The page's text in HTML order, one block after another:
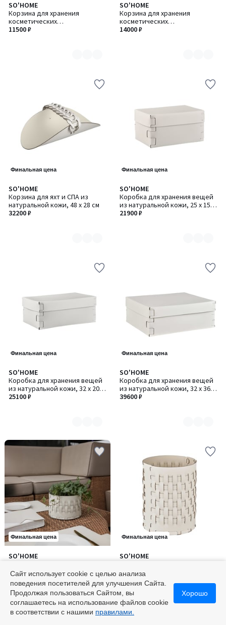
SO'HOME
Корзина для хранения
косметических
принадлежностей из
11500 ₽
Количество
цветов:
8
SO'HOME
Корзина для хранения
косметических
принадлежностей из
14000 ₽
Количество
цветов:
8
Финальная цена
SO'HOME
Корзина для яхт и СПА из
натуральной кожи, 48 х 28 см
32200 ₽
Количество
цветов:
8
Финальная цена
SO'HOME
Коробка для хранения вещей
из натуральной кожи, 25 х 15 х
Н13,5 см
21900 ₽
Количество
цветов:
8
Финальная цена
SO'HOME
Коробка для хранения вещей
из натуральной кожи, 32 х 20 х
Н13,5 см
25100 ₽
Количество
цветов:
8
Финальная цена
SO'HOME
Коробка для хранения вещей
из натуральной кожи, 32 х 36 х
Н13,5 см
39600 ₽
Количество
цветов:
8
Финальная цена
SO'HOME
натуральной кожи, Ø 20 x Н12
см
16800 ₽
Количество
8
Финальная цена
SO'HOME
натуральной кожи, Ø 20 x Н25
см
19300 ₽
Количество
8
Сайт использует cookie с целью анализа
поведения посетителей для улучшения Сайта.
Продолжая пользоваться Сайтом, вы
соглашаетесь на использование файлов cookie
в соответствии с нашими правилами.
Хорошо